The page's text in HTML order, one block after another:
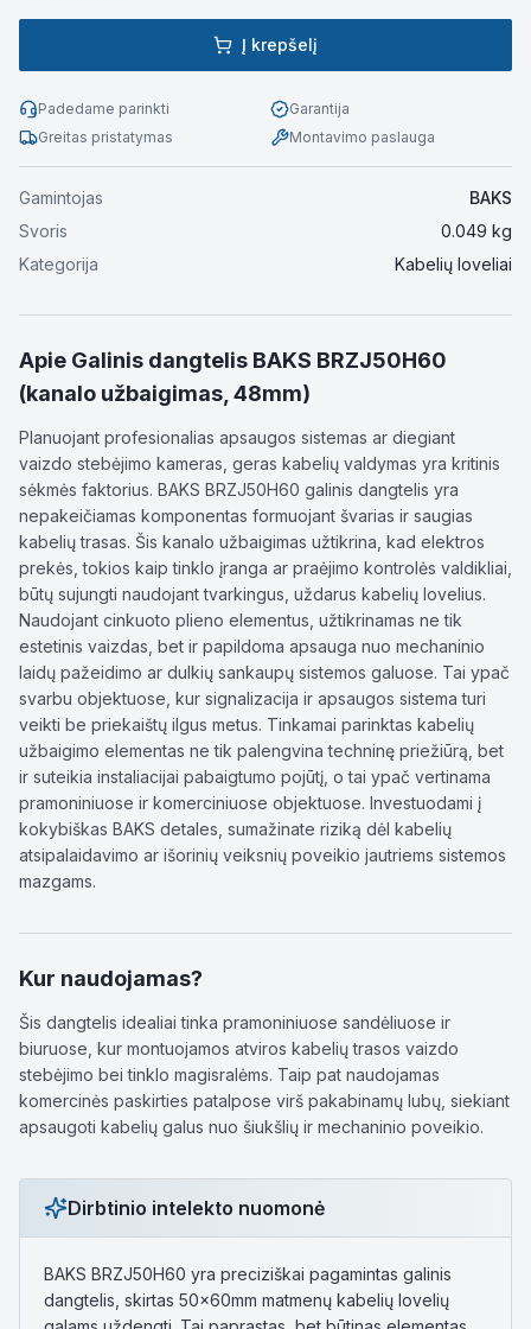
Į krepšelį
Padedame parinkti
Garantija
Greitas pristatymas
Montavimo paslauga
Gamintojas
BAKS
Svoris
0.049 kg
Kategorija
Kabelių loveliai
Apie Galinis dangtelis BAKS BRZJ50H60
(kanalo užbaigimas, 48mm)
Planuojant profesionalias apsaugos sistemas ar diegiant
vaizdo stebėjimo kameras, geras kabelių valdymas yra kritinis
sėkmės faktorius. BAKS BRZJ50H60 galinis dangtelis yra
nepakeičiamas komponentas formuojant švarias ir saugias
kabelių trasas. Šis kanalo užbaigimas užtikrina, kad elektros
prekės, tokios kaip tinklo įranga ar praėjimo kontrolės valdikliai,
būtų sujungti naudojant tvarkingus, uždarus kabelių lovelius.
Naudojant cinkuoto plieno elementus, užtikrinamas ne tik
estetinis vaizdas, bet ir papildoma apsauga nuo mechaninio
laidų pažeidimo ar dulkių sankaupų sistemos galuose. Tai ypač
svarbu objektuose, kur signalizacija ir apsaugos sistema turi
veikti be priekaištų ilgus metus. Tinkamai parinktas kabelių
užbaigimo elementas ne tik palengvina techninę priežiūrą, bet
ir suteikia instaliacijai pabaigtumo pojūtį, o tai ypač vertinama
pramoniniuose ir komerciniuose objektuose. Investuodami į
kokybiškas BAKS detales, sumažinate riziką dėl kabelių
atsipalaidavimo ar išorinių veiksnių poveikio jautriems sistemos
mazgams.
Kur naudojamas?
Šis dangtelis idealiai tinka pramoniniuose sandėliuose ir
biuruose, kur montuojamos atviros kabelių trasos vaizdo
stebėjimo bei tinklo magisralėms. Taip pat naudojamas
komercinės paskirties patalpose virš pakabinamų lubų, siekiant
apsaugoti kabelių galus nuo šiukšlių ir mechaninio poveikio.
Dirbtinio intelekto nuomonė
BAKS BRZJ50H60 yra preciziškai pagamintas galinis
dangtelis, skirtas 50x60mm matmenų kabelių lovelių